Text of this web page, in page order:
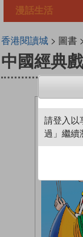
漫話生活
香港閱讀城> 圖書 >
中國經典
請登入以
過」繼續